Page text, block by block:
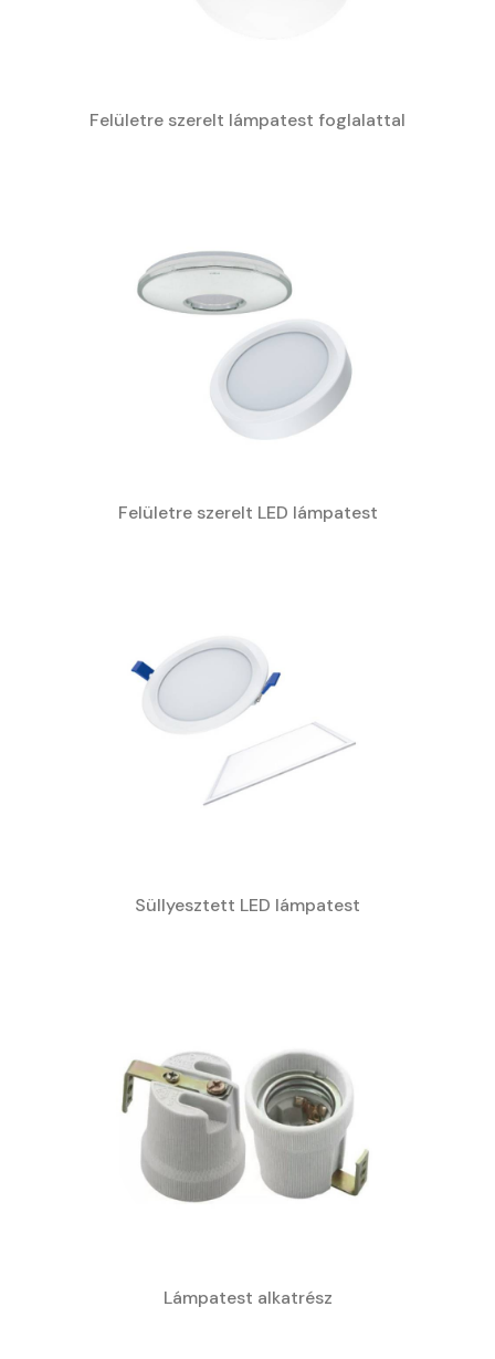
Felületre szerelt lámpatest foglalattal
Felületre szerelt LED lámpatest
Süllyesztett LED lámpatest
Lámpatest alkatrész